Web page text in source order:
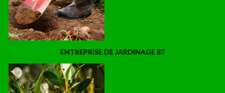
ENTREPRISE DE JARDINAGE 87